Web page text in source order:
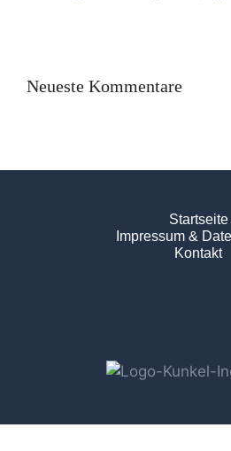
Neueste Kommentare
Startseite
Impressum &
Kontakt